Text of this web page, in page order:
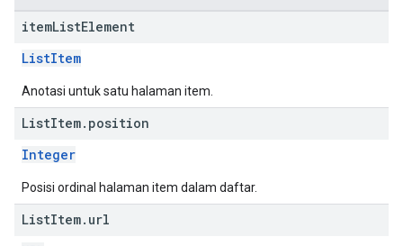
itemListElement
ListItem
Anotasi untuk satu halaman item.
ListItem. position
Integer
Posisi ordinal halaman item dalam daftar.
ListItem. url